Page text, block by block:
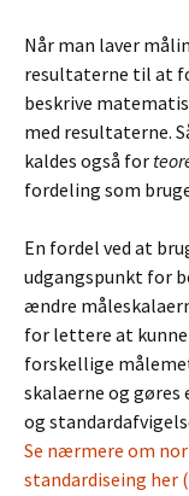
Når man laver
resultaterne til at
beskrive
med resultaterne.
kaldes også for
fordeling som
En fordel ved at
udgangspunkt for
ændre
for lettere at
forskellige
skalaerne og gøres
og
Se nærmere om
standardiseing her